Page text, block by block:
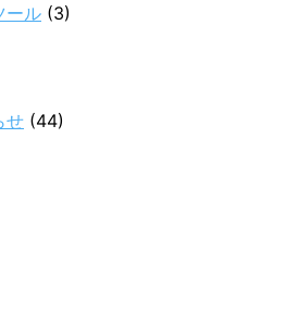
ール (3)
せ (44)